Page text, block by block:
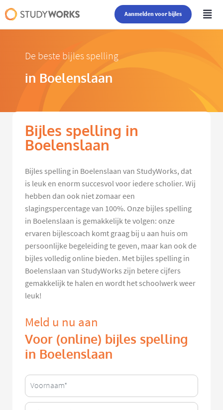
Aanmelden voor bijles
De beste bijles spelling
in Boelenslaan
Bijles spelling in
Boelenslaan
Bijles spelling in Boelenslaan van StudyWorks, dat
is leuk en enorm succesvol voor iedere scholier. Wij
hebben dan ook niet zomaar een
slagingspercentage van 100%. Onze bijles spelling
in Boelenslaan is gemakkelijk te volgen: onze
ervaren bijlescoach komt graag bij u aan huis om
persoonlijke begeleiding te geven, maar kan ook de
bijles volledig online bieden. Met bijles spelling in
Boelenslaan van StudyWorks zijn betere cijfers
gemakkelijk te halen en wordt het schoolwerk weer
leuk!
Meld u nu aan
Voor (online) bijles spelling
in Boelenslaan